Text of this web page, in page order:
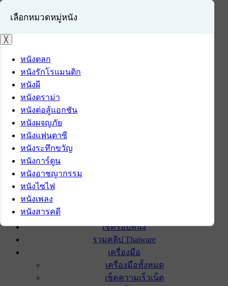
เข้าสู่ระบบ
สมัครสมาชิก
เช็ครอบหนัง
รวมคลิป Thaiware
เครื่องมือ
เครื่องมือทั้งหมด
เช็คความเร็วเน็ต
เลือกหมวดหมู่หนัง
╳
หนังตลก
หนังรักโรแมนติก
หนังผี
หนังดราม่า
หนังต่อสู้แอกชัน
หนังผจญภัย
หนังแฟนตาซี
หนังระทึกขวัญ
หนังการ์ตูน
หนังอาชญากรรม
หนังไซไฟ
หนังเพลง
หนังสารคดี